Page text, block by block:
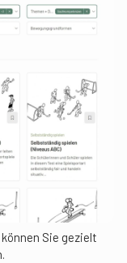
Sie gezielt